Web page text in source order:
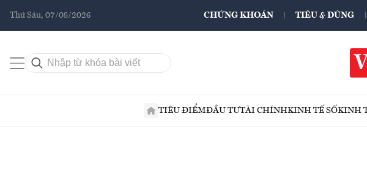
Thứ Sáu, 07/08/2026 CHỨNG KHOÁN TIÊU & DÙNG
TIÊU ĐIỂMĐẦU TƯTÀI CHÍNHKINH TẾ SỐKINH